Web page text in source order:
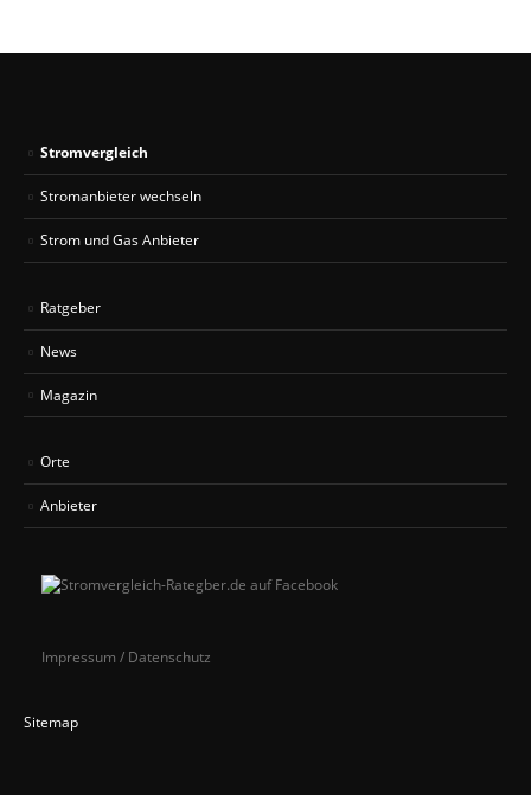
Stromvergleich
Stromanbieter wechseln
Strom und Gas Anbieter
Ratgeber
News
Magazin
Orte
Anbieter
Impressum / Datenschutz
Sitemap